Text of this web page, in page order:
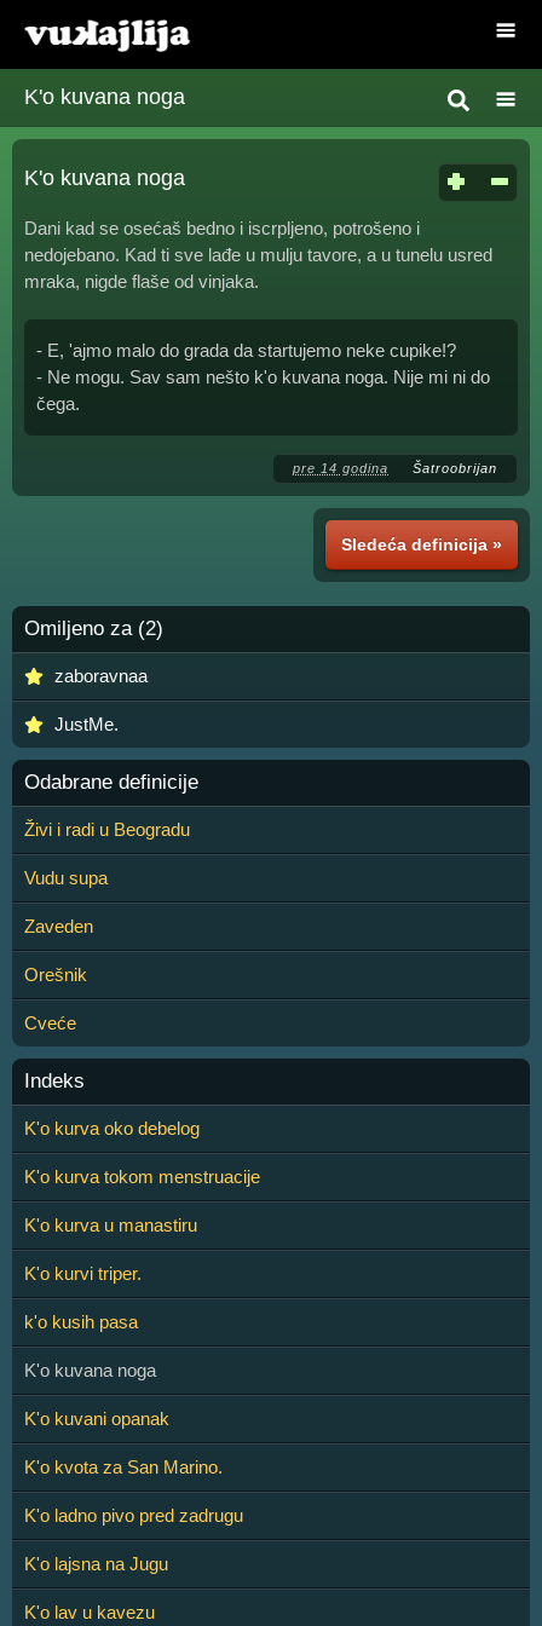
K'o kuvana noga
K'o kuvana noga
Dani kad se osećaš bedno i iscrpljeno, potrošeno i
nedojebano. Kad ti sve lađe u mulju tavore, a u tunelu usred
mraka, nigde flaše od vinjaka.
- E, 'ajmo malo do grada da startujemo neke cupike!?
- Ne mogu. Sav sam nešto k'o kuvana noga. Nije mi ni do
čega.
pre 14 godina Šatroobrijan
Sledeća definicija »
Omiljeno za (2)
zaboravnaa
JustMe.
Odabrane definicije
Živi i radi u Beogradu
Vudu supa
Zaveden
Orešnik
Cveće
Indeks
K'o kurva oko debelog
K'o kurva tokom menstruacije
K'o kurva u manastiru
K'o kurvi triper.
k'o kusih pasa
K'o kuvana noga
K'o kuvani opanak
K'o kvota za San Marino.
K'o ladno pivo pred zadrugu
K'o lajsna na Jugu
K'o lav u kavezu